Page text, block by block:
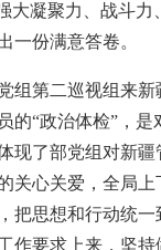
大凝聚力、战斗力
一份满意答卷。
组第二巡视组来
的“政治体检”，是
现了部党组对新
关心关爱，全局
把思想和行动统
作要求上来，坚